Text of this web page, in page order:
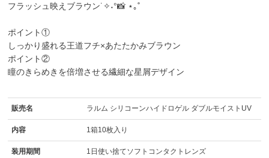
フラッシュ映えブラウン˙✧˖°📸 ⋆｡˚
ポイント①
しっかり盛れる王道フチ×あたたかみブラウン
ポイント②
瞳のきらめきを倍増させる繊細な星屑デザイン
販売名 ラルム シリコーンハイドロゲル ダブルモイストUV
内容 1箱10枚入り
装用期間 1日使い捨てソフトコンタクトレンズ